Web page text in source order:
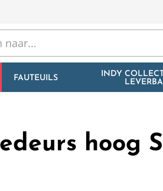
FAUTEUILS
INDY
hoog